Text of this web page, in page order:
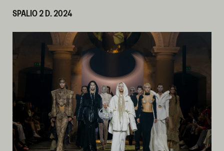
SPALIO 2 D. 2024